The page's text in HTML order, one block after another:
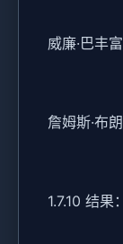
威廉·巴丰
詹姆斯·布
1.7.10 结果